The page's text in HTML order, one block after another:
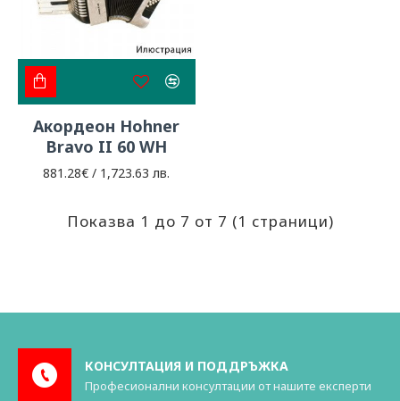
Акордеон Hohner
Bravo II 60 WH
881.28€ / 1,723.63 лв.
Показва 1 до 7 от 7 (1 страници)
КОНСУЛТАЦИЯ И ПОДДРЪЖКА
Професионални консултации от нашите експерти